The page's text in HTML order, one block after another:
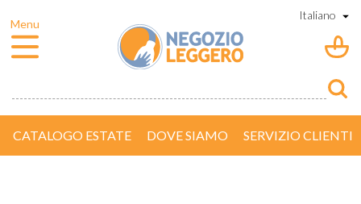
CATALOGO ESTATE DOVE SIAMO SERVIZIO CLIENTI